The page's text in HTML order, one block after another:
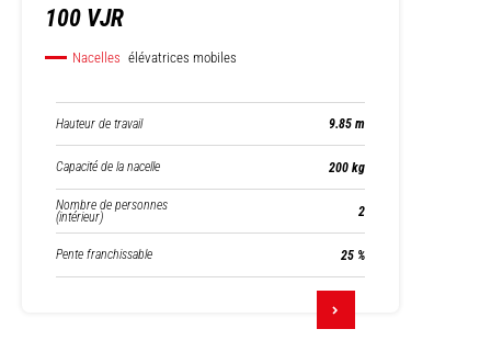
100 VJR
Nacelles élévatrices mobiles
Hauteur de travail 9.85 m
Capacité de la nacelle 200 kg
Nombre de personnes
(intérieur) 2
Pente franchissable 25 %